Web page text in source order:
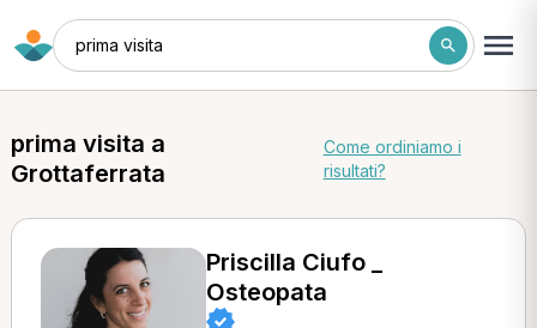
prima visita
prima visita a
Grottaferrata
Come ordiniamo i
risultati?
Priscilla Ciufo _
Osteopata